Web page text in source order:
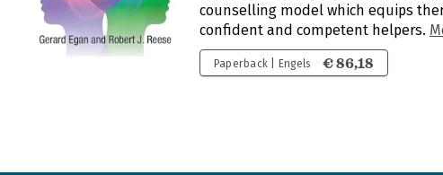
counselling model which equips
confident and competent helpers.
Paperback | Engels € 86,18